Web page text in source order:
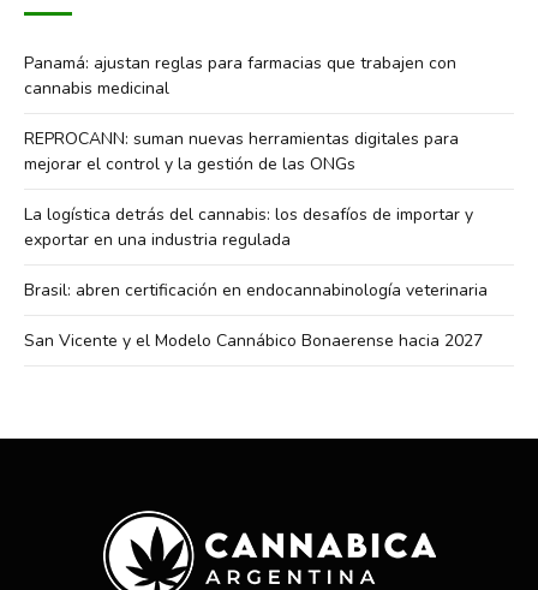
Panamá: ajustan reglas para farmacias que trabajen con
cannabis medicinal
REPROCANN: suman nuevas herramientas digitales para
mejorar el control y la gestión de las ONGs
La logística detrás del cannabis: los desafíos de importar y
exportar en una industria regulada
Brasil: abren certificación en endocannabinología veterinaria
San Vicente y el Modelo Cannábico Bonaerense hacia 2027